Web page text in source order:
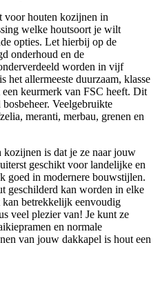
voor houten kozijnen in
welke houtsoort je wilt
opties. Let hierbij op de
onderhoud en de
worden in vijf
het allermeeste duurzaam, klasse
keurmerk van FSC heeft. Dit
Veelgebruikte
meranti, merbau, grenen en
is dat je ze naar jouw
geschikt voor landelijke en
goed in modernere bouwstijlen.
geschilderd kan worden in elke
kan betrekkelijk eenvoudig
veel plezier van! Je kunt ze
en normale
van jouw dakkapel is hout een